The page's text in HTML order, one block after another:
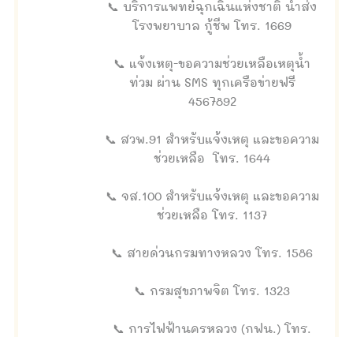
📞 บริการแพทย์ฉุกเฉินแห่งชาติ นำส่ง
โรงพยาบาล กู้ชีพ โทร. 1669
📞 แจ้งเหตุ-ขอความช่วยเหลือเหตุน้ำ
ท่วม ผ่าน SMS ทุกเครือข่ายฟรี
4567892
📞 สวพ.91 สำหรับแจ้งเหตุ และขอความ
ช่วยเหลือ โทร. 1644
📞 จส.100 สำหรับแจ้งเหตุ และขอความ
ช่วยเหลือ โทร. 1137
📞 สายด่วนกรมทางหลวง โทร. 1586
📞 กรมสุขภาพจิต โทร. 1323
📞 การไฟฟ้านครหลวง (กฟน.) โทร.